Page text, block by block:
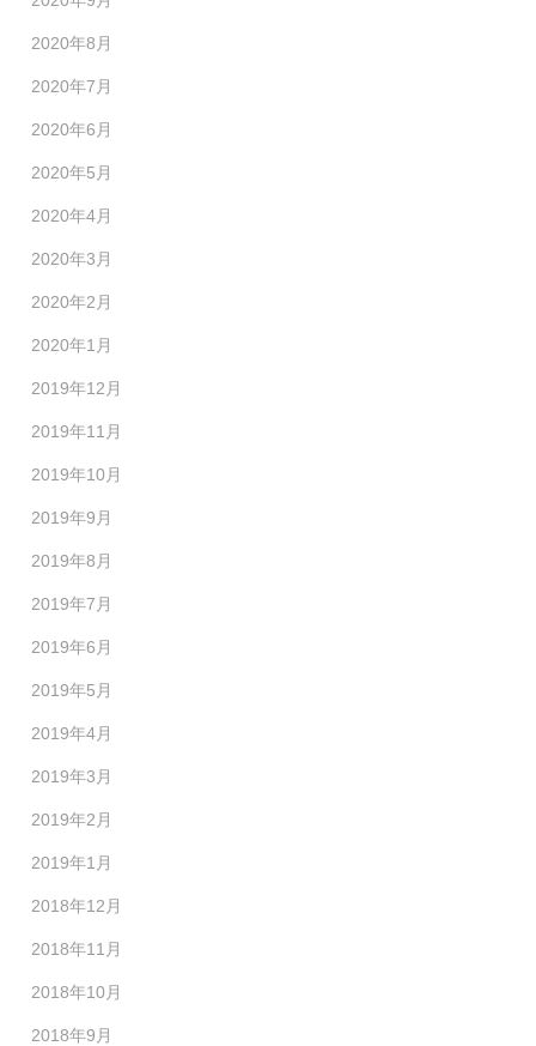
2020年8月
2020年7月
2020年6月
2020年5月
2020年4月
2020年3月
2020年2月
2020年1月
2019年12月
2019年11月
2019年10月
2019年9月
2019年8月
2019年7月
2019年6月
2019年5月
2019年4月
2019年3月
2019年2月
2019年1月
2018年12月
2018年11月
2018年10月
2018年9月